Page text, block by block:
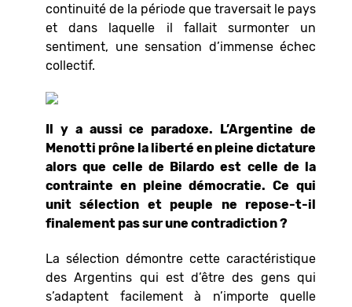
continuité de la période que traversait le pays
et dans laquelle il fallait surmonter un
sentiment, une sensation d’immense échec
collectif.
Il y a aussi ce paradoxe. L’Argentine de
Menotti prône la liberté en pleine dictature
alors que celle de Bilardo est celle de la
contrainte en pleine démocratie. Ce qui
unit sélection et peuple ne repose-t-il
finalement pas sur une contradiction ?
La sélection démontre cette caractéristique
des Argentins qui est d’être des gens qui
s’adaptent facilement à n’importe quelle